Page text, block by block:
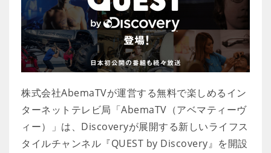
株式会社AbemaTVが運営する無料で楽しめるイン
ターネットテレビ局「AbemaTV（アベマティーヴ
ィー）」は、Discoveryが展開する新しいライフス
タイルチャンネル『QUEST by Discovery』を開設